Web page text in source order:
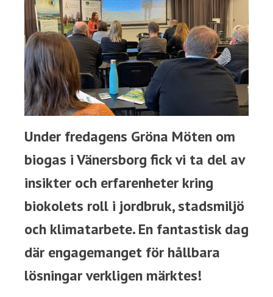
Under fredagens Gröna Möten om
biogas i Vänersborg fick vi ta del av
insikter och erfarenheter kring
biokolets roll i jordbruk, stadsmiljö
och klimatarbete. En fantastisk dag
där engagemanget för hållbara
lösningar verkligen märktes!